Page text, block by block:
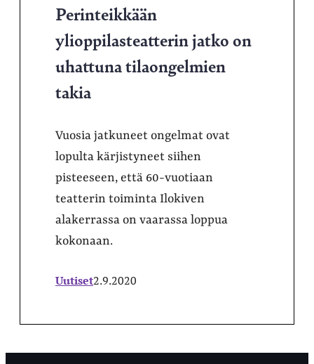
Perinteikkään
ylioppilasteatterin jatko on
uhattuna tilaongelmien
takia
Vuosia jatkuneet ongelmat ovat
lopulta kärjistyneet siihen
pisteeseen, että 60-vuotiaan
teatterin toiminta Ilokiven
alakerrassa on vaarassa loppua
kokonaan.
Uutiset2.9.2020